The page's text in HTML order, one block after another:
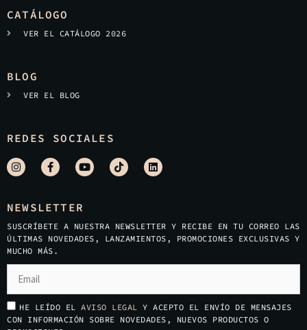
CATÁLOGO
VER EL CATÁLOGO 2026
BLOG
VER EL BLOG
REDES SOCIALES
NEWSLETTER
SUSCRÍBETE A NUESTRA NEWSLETTER Y RECIBE EN TU CORREO LAS
ÚLTIMAS NOVEDADES, LANZAMIENTOS, PROMOCIONES EXCLUSIVAS Y
MUCHO MÁS.
HE LEÍDO EL AVISO LEGAL Y ACEPTO EL ENVÍO DE MENSAJES
CON INFORMACIÓN SOBRE NOVEDADES, NUEVOS PRODUCTOS O